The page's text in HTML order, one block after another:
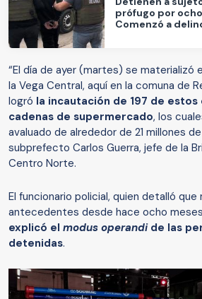
prófugo por
Comenzó a
“El día de ayer (martes) se materializó
la Vega Central, aquí en la comuna de
logró la incautación de 197 de
cadenas de supermercado, los
avaluado de alrededor de 21 millones
subprefecto Carlos Guerra, jefe de la
Centro Norte.
El funcionario policial, quien detalló que
antecedentes desde hace ocho
explicó el modus operandide las
detenidas.